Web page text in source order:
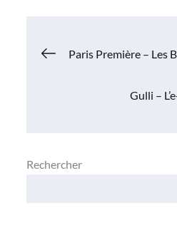
Navigation
Paris Première – Les
Gulli –
Rechercher